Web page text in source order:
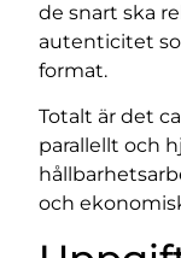
de snart ska
autenticitet
format.
Totalt är det
parallellt och
och